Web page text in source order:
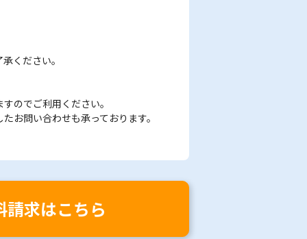
ください。
のでご利用ください。
お問い合わせも承っております。
請求はこちら